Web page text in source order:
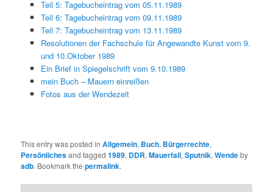
Teil 5: Tagebucheintrag vom 05.11.1989
Teil 6: Tagebucheintrag vom 09.11.1989
Teil 7: Tagebucheintrag vom 13.11.1989
Resolutionen der Fachschule für Angewandte Kunst vom 9.
und 10.Oktober 1989
Ein Brief in Spiegelschrift vom 9.10.1989
mein Buch – Mauern einreißen
Fotos aus der Wendezeit
This entry was posted inAllgemein, Buch, Bürgerrechte,
Persönlichesand tagged1989, DDR,Mauerfall,Sputnik,Wendeby
adb. Bookmark thepermalink.